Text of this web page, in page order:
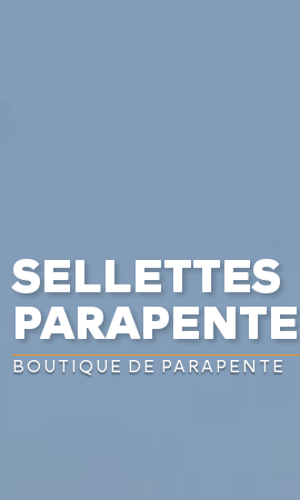
SELLETTES
PARAPENTE
BOUTIQUE DE PARAPENTE